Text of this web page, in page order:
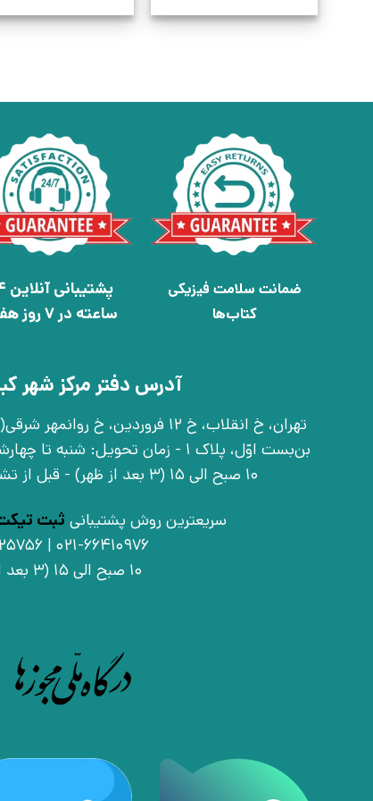
ضمانت سلامت فیزیکی
کتاب‌ها
ساعته در 7 روز هفته
آدرس دفتر مرکز شهر
بن‌بست اوّل، پلاک 1 - زمان تحویل:
10 صبح الی 15 (3 بعد از ظهر) - قبل از تشریف آوردن تماس بگیرید
سریعترین روش پشتیبانی ثبت
10 صبح الی 15 (3 بعد از ظهر)